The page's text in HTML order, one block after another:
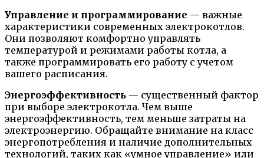
Управление и программирование — важные
характеристики современных электрокотлов.
Они позволяют комфортно управлять
температурой и режимами работы котла, а
также программировать его работу с учетом
вашего расписания.
Энергоэффективность — существенный фактор
при выборе электрокотла. Чем выше
энергоэффективность, тем меньше затраты на
электроэнергию. Обращайте внимание на класс
энергопотребления и наличие дополнительных
технологий, таких как «умное управление» или